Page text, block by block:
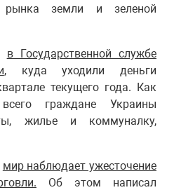
земли и зеленой
в Государственной службе
, куда уходили деньги
текущего года. Как
граждане Украины
жилье и коммуналку,
мир наблюдает ужесточение
Об этом написал